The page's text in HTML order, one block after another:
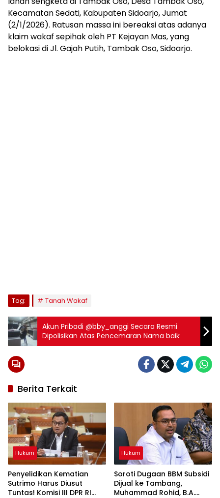
Kecamatan Sedati, Kabupaten Sidoarjo, Jumat
(2/1/2026). Ratusan massa ini bereaksi atas adanya
klaim wakaf sepihak oleh PT Kejayan Mas, yang
belokasi di Jl. Gajah Putih, Tambak Oso, Sidoarjo.
Tag: Tanah Wakaf
Akun Pribadi @bby_anggi Secara Resmi
Dipolisikan Atas Pencemaran Nama baik
Berita Terkait
Hukum
Penyelidikan Kematian
Sutrimo Harus Diusut
Tuntas! Komisi III DPR RI
Hukum
Soroti Dugaan BBM Subsidi
Dijual ke Tambang,
Muhammad Rohid, B.A.